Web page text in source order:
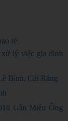
rẻ
xử lý việc gia đình
Bình, Cái Răng
Gần Miễu Ông